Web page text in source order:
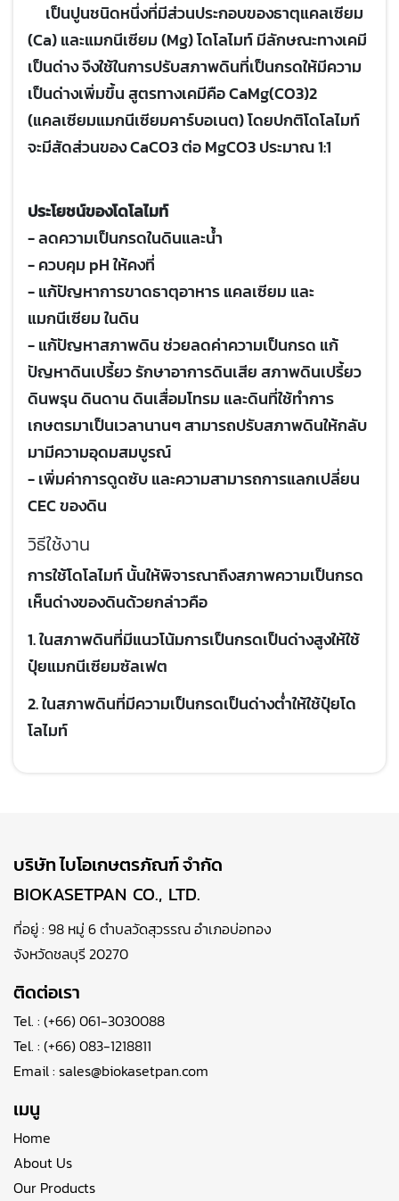
เป็นปูนชนิดหนึ่งที่มีส่วนประกอบของธาตุแคลเซียม
(Ca) และแมกนีเซียม (Mg) โดโลไมท์ มีลักษณะทางเคมี
เป็นด่าง จึงใช้ในการปรับสภาพดินที่เป็นกรดให้มีความ
เป็นด่างเพิ่มขึ้น สูตรทางเคมีคือ CaMg(CO3)2
(แคลเซียมแมกนีเซียมคาร์บอเนต) โดยปกติโดโลไมท์
จะมีสัดส่วนของ CaCO3 ต่อ MgCO3 ประมาณ 1:1
ประโยชน์ของโดโลไมท์
- ลดความเป็นกรดในดินและน้ำ
- ควบคุม pH ให้คงที่
- แก้ปัญหาการขาดธาตุอาหาร แคลเซียม และ
แมกนีเซียม ในดิน
- แก้ปัญหาสภาพดิน ช่วยลดค่าความเป็นกรด แก้
ปัญหาดินเปรี้ยว รักษาอาการดินเสีย สภาพดินเปรี้ยว
ดินพรุน ดินดาน ดินเสื่อมโทรม และดินที่ใช้ทำการ
เกษตรมาเป็นเวลานานๆ สามารถปรับสภาพดินให้กลับ
มามีความอุดมสมบูรณ์
- เพิ่มค่าการดูดซับ และความสามารถการแลกเปลี่ยน
CEC ของดิน
วิธีใช้งาน
การใช้โดโลไมท์ นั้นให้พิจารณาถึงสภาพความเป็นกรด
เห็นด่างของดินด้วยกล่าวคือ
1. ในสภาพดินที่มีแนวโน้มการเป็นกรดเป็นด่างสูงให้ใช้
ปุ๋ยแมกนีเซียมซัลเฟต
2. ในสภาพดินที่มีความเป็นกรดเป็นด่างต่ำให้ใช้ปุ๋ยโด
โลไมท์
บริษัท ไบโอเกษตรภัณฑ์ จำกัด
BIOKASETPAN CO., LTD.
ที่อยู่ : 98 หมู่ 6 ตำบลวัดสุวรรณ อำเภอบ่อทอง
จังหวัดชลบุรี 20270
ติดต่อเรา
Tel. : (+66) 061-3030088
Tel. : (+66) 083-1218811
Email : sales@biokasetpan.com
เมนู
Home
About Us
Our Products